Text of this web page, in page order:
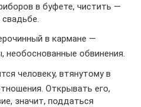
в буфете, чистить —
в кармане —
необоснованные обвинения.
человеку, втянутому в
Открывать его,
значит, поддаться